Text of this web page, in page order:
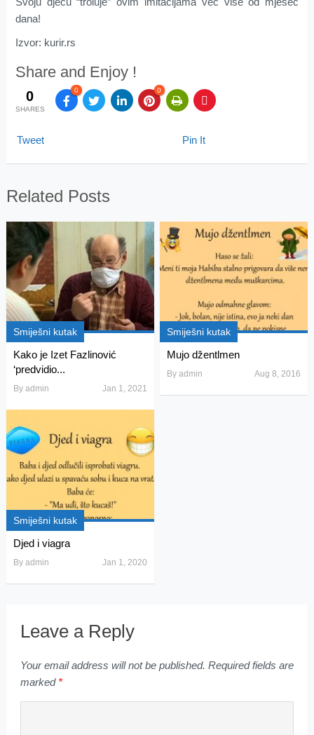
dana!
Izvor: kurir.rs
Share and Enjoy !
0
SHARES
0 0
Tweet Pin It
Related Posts
Smiješni kutak
Kako je Izet Fazlinović
‘predvidio...
By admin Jan 1, 2021
Smiješni kutak
Mujo džentlmen
Byadmin Aug 8, 2016
Smiješni kutak
Djed i viagra
By admin Jan 1, 2020
Leave a Reply
Your email address will not be published. Required fields are
marked *